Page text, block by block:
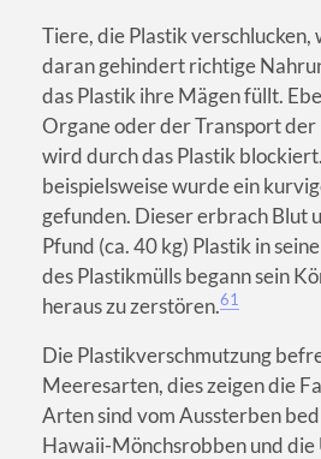
Tiere, die Plastik verschlucken,
daran gehindert richtige
das Plastik ihre Mägen füllt.
Organe oder der Transport
wird durch das Plastik
beispielsweise wurde ein
gefunden. Dieser erbrach Blut
Pfund (ca. 40 kg) Plastik in
des Plastikmülls begann sein
heraus zu zerstören.61
Die Plastikverschmutzung
Meeresarten, dies zeigen die
Arten sind vom Aussterben
Hawaii-Mönchsrobben und die